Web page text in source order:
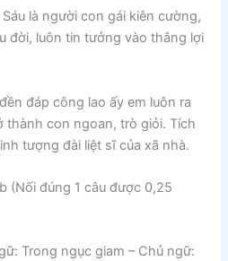
là người con gái kiên cường,
đời, luôn tin tưởng vào thắng lợi
đáp công lao ấy em luôn ra
thành con ngoan, trò giỏi. Tích
tượng đài liệt sĩ của xã nhà.
(Nối đúng 1 câu được 0,25
Trong ngục giam – Chủ ngữ: